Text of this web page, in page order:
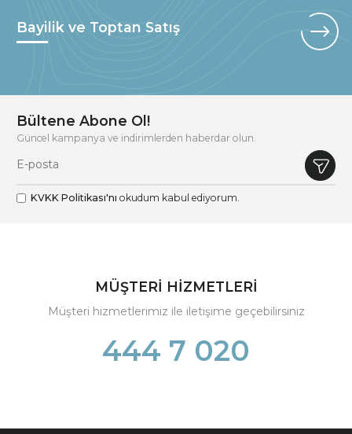
Bayilik ve Toptan Satış
Bültene Abone Ol!
Güncel kampanya ve indirimlerden haberdar olun.
KVKK Politikası'nı okudum kabul ediyorum.
MÜŞTERİ HİZMETLERİ
Müşteri hizmetlerimiz ile iletişime geçebilirsiniz
444 7 020